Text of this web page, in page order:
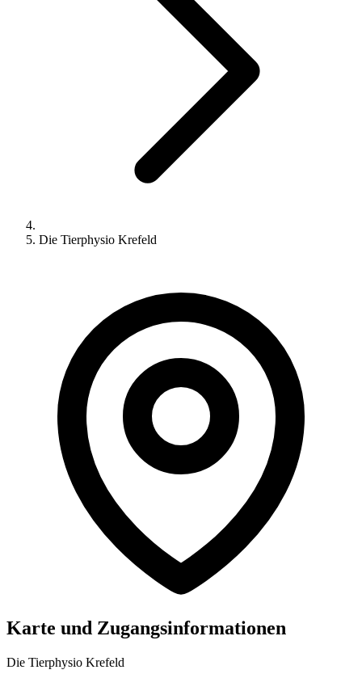
Die Tierphysio Krefeld
Karte und Zugangsinformationen
Die Tierphysio Krefeld